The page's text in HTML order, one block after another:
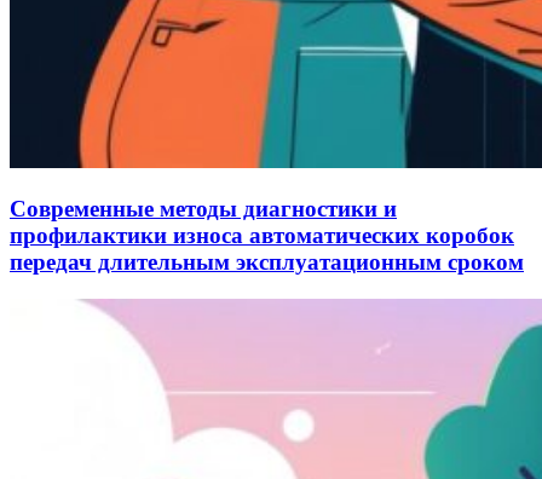
Современные методы диагностики и
профилактики износа автоматических коробок
передач длительным эксплуатационным сроком